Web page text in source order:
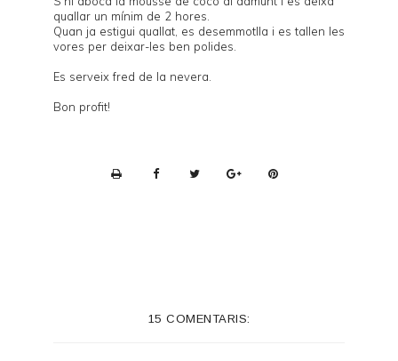
quallar un mínim de 2 hores.
Quan ja estigui quallat, es desemmotlla i es tallen les
vores per deixar-les ben polides.
Es serveix fred de la nevera.
Bon profit!
15 COMENTARIS: